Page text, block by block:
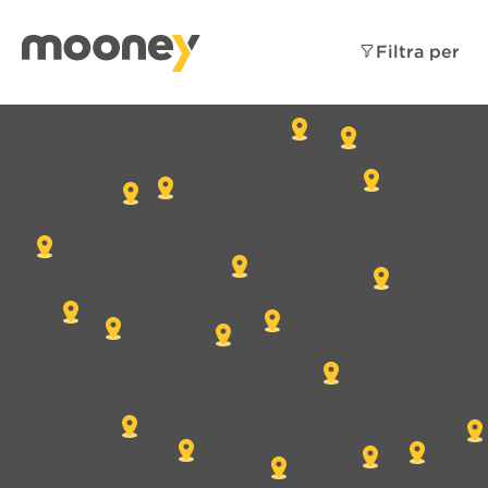
Filtra per